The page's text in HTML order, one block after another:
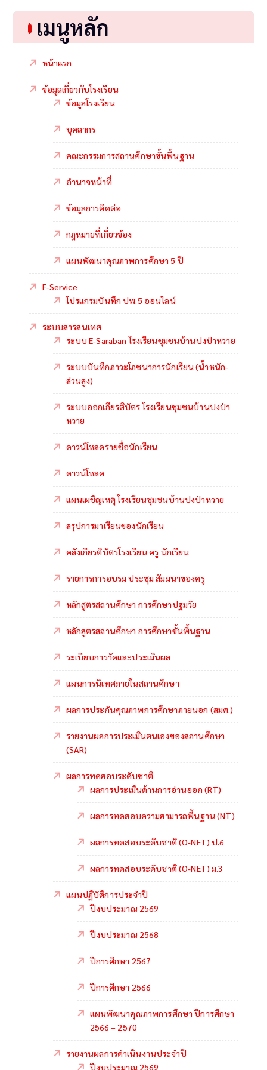
เมนูหลัก
หน้าแรก
ข้อมูลเกี่ยวกับโรงเรียน
ข้อมูลโรงเรียน
บุคลากร
คณะกรรมการสถานศึกษาขั้นพื้นฐาน
อำนาจหน้าที่
ข้อมูลการติดต่อ
กฎหมายที่เกี่ยวข้อง
แผนพัฒนาคุณภาพการศึกษา 5 ปี
E-Service
โปรแกรมบันทึก ปพ.5 ออนไลน์
ระบบสารสนเทศ
ระบบ E-Saraban โรงเรียนชุมชนบ้านปงป่าหวาย
ระบบบันทึกภาวะโภชนาการนักเรียน (น้ำหนัก-
ส่วนสูง)
ระบบออกเกียรติบัตร โรงเรียนชุมชนบ้านปงป่า
หวาย
ดาวน์โหลดรายชื่อนักเรียน
ดาวน์โหลด
แผนเผชิญเหตุ โรงเรียนชุมชนบ้านปงป่าหวาย
สรุปการมาเรียนของนักเรียน
คลังเกียรติบัตรโรงเรียน ครู นักเรียน
รายการการอบรม ประชุม สัมมนาของครู
หลักสูตรสถานศึกษา การศึกษาปฐมวัย
หลักสูตรสถานศึกษา การศึกษาขั้นพื้นฐาน
ระเบียบการวัดและประเมินผล
แผนการนิเทศภายในสถานศึกษา
ผลการประกันคุณภาพการศึกษาภายนอก (สมศ.)
รายงานผลการประเมินตนเองของสถานศึกษา
(SAR)
ผลการทดสอบระดับชาติ
ผลการประเมินด้านการอ่านออก (RT)
ผลการทดสอบความสามารถพื้นฐาน (NT)
ผลการทดสอบระดับชาติ (O-NET) ป.6
ผลการทดสอบระดับชาติ (O-NET) ม.3
แผนปฏิบัติการประจำปี
ปีงบประมาณ 2569
ปีงบประมาณ 2568
ปีการศึกษา 2567
ปีการศึกษา 2566
แผนพัฒนาคุณภาพการศึกษา ปีการศึกษา
2566 – 2570
รายงานผลการดำเนินงานประจำปี
ปีงบประมาณ 2569